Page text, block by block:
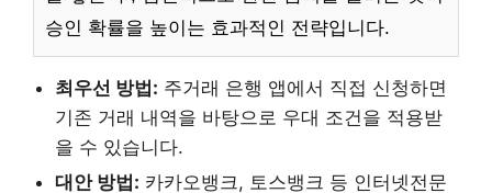
승인 확률을 높이는 효과적인 전략입니다.
최우선 방법: 주거래 은행 앱에서 직접 신청하면
기존 거래 내역을 바탕으로 우대 조건을 적용받
을 수 있습니다.
대안 방법: 카카오뱅크, 토스뱅크 등 인터넷전문